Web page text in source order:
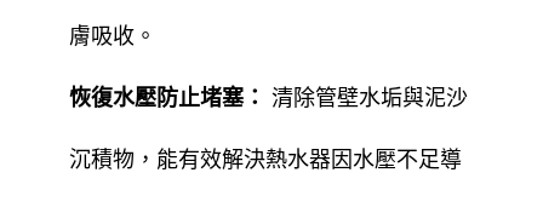
膚吸收。
恢復水壓防止堵塞： 清除管壁水垢與泥沙
沉積物，能有效解決熱水器因水壓不足導